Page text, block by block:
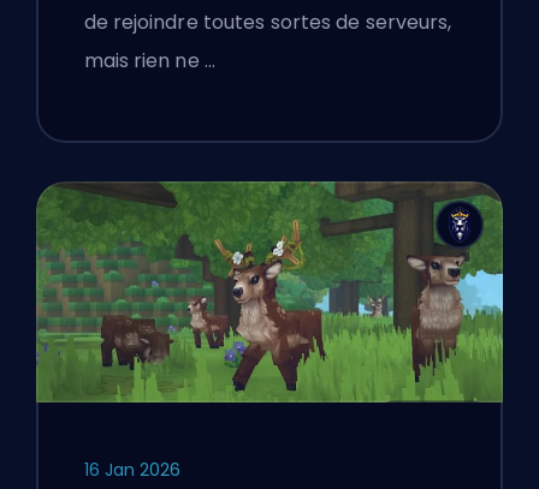
de rejoindre toutes sortes de serveurs,
mais rien ne …
16 Jan 2026